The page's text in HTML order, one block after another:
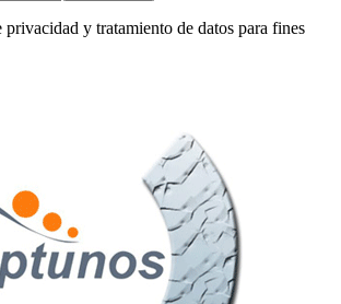
y tratamiento de datos para fines